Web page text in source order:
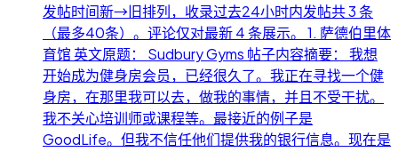
发帖时间新→旧排列，收录过去24小时内发帖共 3 条
（最多40条）。评论仅对最新 4 条展示。 1. 萨德伯里体
育馆 英文原题： Sudbury Gyms 帖子内容摘要： 我想
开始成为健身房会员，已经很久了。我正在寻找一个健
身房，在那里我可以去，做我的事情，并且不受干扰。
我不关心培训师或课程等。最接近的例子是
GoodLife。但我不信任他们提供我的银行信息。现在是